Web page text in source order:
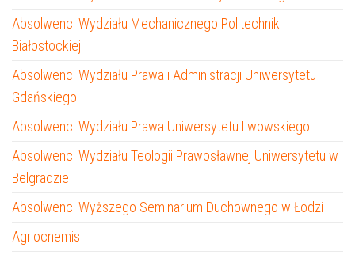
Absolwenci Wydziału Mechanicznego Politechniki
Białostockiej
Absolwenci Wydziału Prawa i Administracji Uniwersytetu
Gdańskiego
Absolwenci Wydziału Prawa Uniwersytetu Lwowskiego
Absolwenci Wydziału Teologii Prawosławnej Uniwersytetu w
Belgradzie
Absolwenci Wyższego Seminarium Duchownego w Łodzi
Agriocnemis